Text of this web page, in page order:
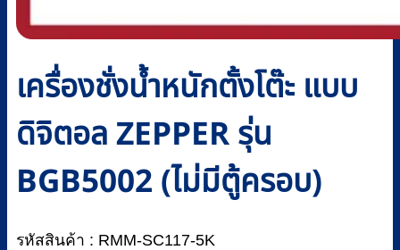
เครื่องชั่งน้ำหนักตั้งโต๊ะ แบบ
ดิจิตอล ZEPPER รุ่น
BGB5002 (ไม่มีตู้ครอบ)
รหัสสินค้า : RMM-SC117-5K